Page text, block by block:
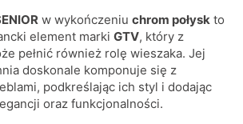
w wykończeniu chrom połysk to
element marki GTV, który z
pełnić również rolę wieszaka. Jej
doskonale komponuje się z
podkreślając ich styl i dodając
oraz funkcjonalności.